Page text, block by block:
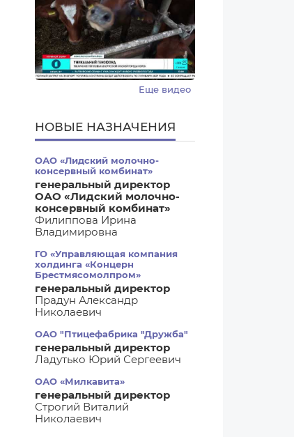
Еще видео
НОВЫЕ НАЗНАЧЕНИЯ
ОАО «Лидский молочно-
консервный комбинат»
генеральный директор
ОАО «Лидский молочно-
консервный комбинат»
Филиппова Ирина
Владимировна
ГО «Управляющая компания
холдинга «Концерн
Брестмясомолпром»
генеральный директор
Прадун Александр
Николаевич
ОАО "Птицефабрика "Дружба"
генеральный директор
Ладутько Юрий Сергеевич
ОАО «Милкавита»
генеральный директор
Строгий Виталий
Николаевич